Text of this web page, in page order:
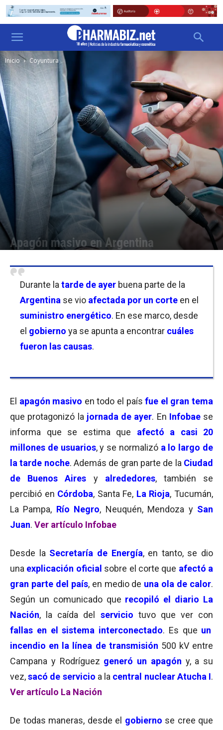
Inicio Coyuntura
Apagón masivo en Argentina
Durante la tarde de ayer buena parte de la
Argentina se vio afectada por un corte en el
suministro energético. En ese marco, desde
el gobierno ya se apunta a encontrar cuáles
fueron las causas.
El apagón masivo en todo el paísfue el gran tema
que protagonizó la jornada de ayer. En Infobaese
informa que se estima que afectó a casi 20
millones de usuarios, y se normalizóa lo largo de
la tarde noche. Además de gran parte de la Ciudad
de Buenos Aires y alrededores, también se
percibió en Córdoba, Santa Fe, La Rioja, Tucumán,
La Pampa, Río Negro, Neuquén, Mendoza ySan
Juan. Ver artículo Infobae
Desde la Secretaría de Energía, en tanto, se dio
una explicación oficial sobre el corte que afectó a
gran parte del país, en medio de una ola de calor.
Según un comunicado que recopiló el diario La
Nación, la caída del servicio tuvo que ver con
fallas en el sistema interconectado. Es que un
incendio en la línea de transmisión 500 kV entre
Campana y Rodríguez generó un apagón y, a su
vez,sacó de servicio a la central nuclear Atucha I.
Ver artículo La Nación
De todas maneras, desde el gobierno se cree que